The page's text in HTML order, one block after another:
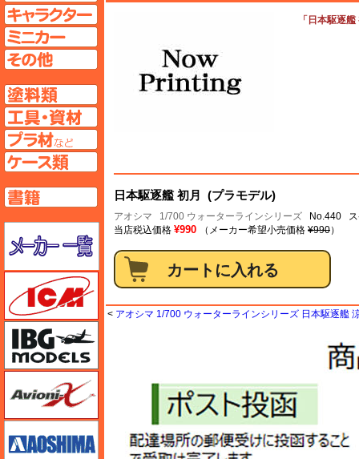
「日本駆逐
日本駆逐艦 初月 (プラモデル)
アオシマ 1/700 ウォーターラインシリーズ No.440 ス
当店税込価格 ¥990 （メーカー希望小売価格 ¥990）
< アオシマ 1/700 ウォーターラインシリーズ 日本駆逐艦
その他ページへ
塗料ページへ
書籍ページへ
メーカー一覧のページはこちら